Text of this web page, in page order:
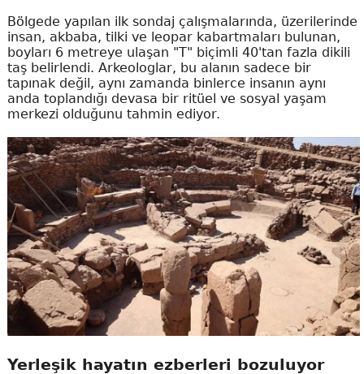
Bölgede yapılan ilk sondaj çalışmalarında, üzerilerinde
insan, akbaba, tilki ve leopar kabartmaları bulunan,
boyları 6 metreye ulaşan "T" biçimli 40'tan fazla dikili
taş belirlendi. Arkeologlar, bu alanın sadece bir
tapınak değil, aynı zamanda binlerce insanın aynı
anda toplandığı devasa bir ritüel ve sosyal yaşam
merkezi olduğunu tahmin ediyor.
Yerleşik hayatın ezberleri bozuluyor